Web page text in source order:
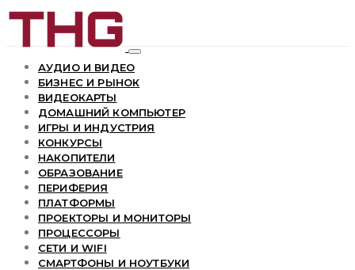
АУДИО И ВИДЕО
БИЗНЕС И РЫНОК
ВИДЕОКАРТЫ
ДОМАШНИЙ КОМПЬЮТЕР
ИГРЫ И ИНДУСТРИЯ
КОНКУРСЫ
НАКОПИТЕЛИ
ОБРАЗОВАНИЕ
ПЕРИФЕРИЯ
ПЛАТФОРМЫ
ПРОЕКТОРЫ И МОНИТОРЫ
ПРОЦЕССОРЫ
СЕТИ И WIFI
СМАРТФОНЫ И НОУТБУКИ